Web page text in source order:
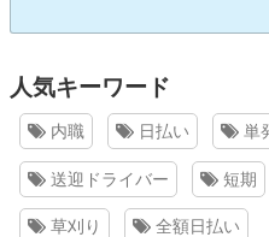
人気キーワード
内職 日払い 単
送迎ドライバー 短期
草刈り 全額日払い